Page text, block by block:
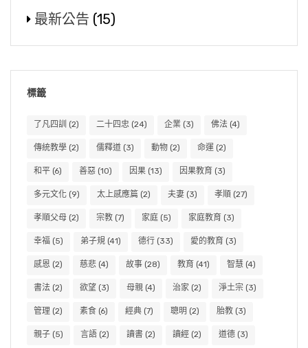
最新公告 (15)
標籤
了凡四訓 (2) 二十四忠 (24) 企業 (3) 佛法 (4)
傳統教學 (2) 儒釋道 (3) 動物 (2) 命運 (2)
和平 (6) 善惡 (10) 因果 (13) 因果教育 (3)
多元文化 (9) 太上感應篇 (2) 夫妻 (3) 孝順 (27)
孝順父母 (2) 宗教 (7) 家庭 (5) 家庭教育 (3)
幸福 (5) 弟子規 (41) 德行 (33) 愛的教育 (3)
感恩 (2) 慈悲 (4) 故事 (28) 教育 (41) 智慧 (4)
書法 (2) 欲望 (3) 母親 (4) 治家 (2) 淨土宗 (3)
管理 (2) 素食 (6) 經典 (7) 聰明 (2) 胎教 (3)
親子 (5) 言語 (2) 讀書 (2) 讀經 (2) 道德 (3)